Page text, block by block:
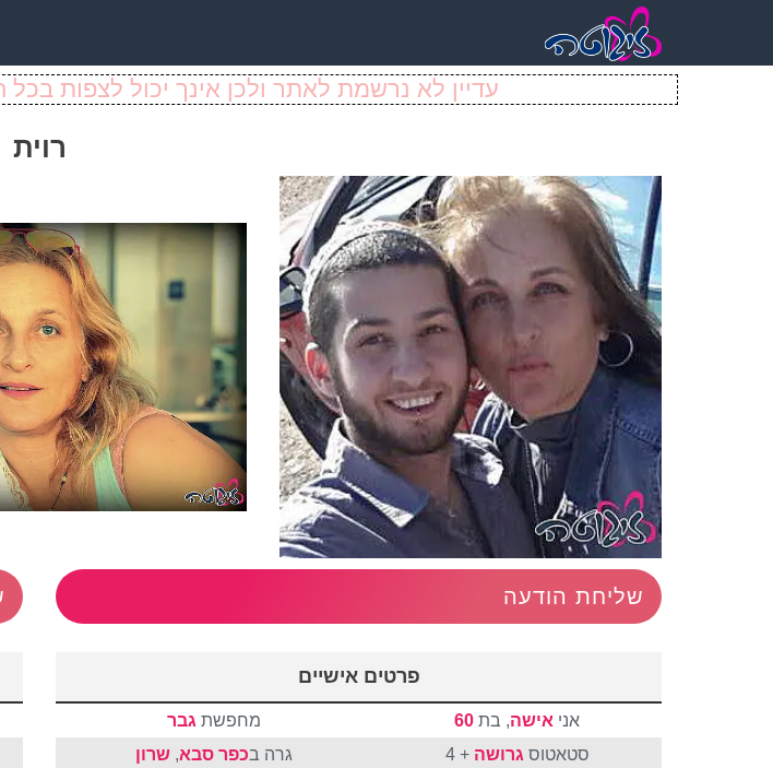
עדיין לא נרשמת לאתר ולכן אינך יכול לצפות
רוית
שליחת הודעה
פרטים אישיים
אני אישה, בת 60 מחפשת גבר
סטאטוס גרושה + 4 גרה בכפר סבא, שרון